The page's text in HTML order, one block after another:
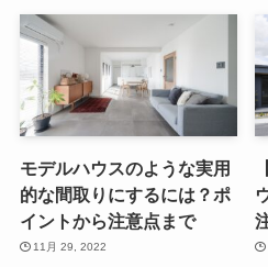
モデルハウスのような実用
的な間取りにするには？ポ
イントから注意点まで
11月 29, 2022